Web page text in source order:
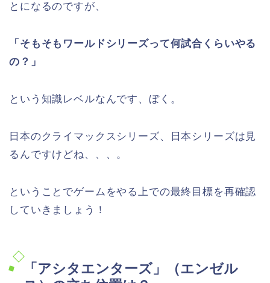
とになるのですが、
「そもそもワールドシリーズって何試合くらいやる
の？」
という知識レベルなんです、ぼく。
日本のクライマックスシリーズ、日本シリーズは見
るんですけどね、、、。
ということでゲームをやる上での最終目標を再確認
していきましょう！
「アシタエンターズ」（エンゼル